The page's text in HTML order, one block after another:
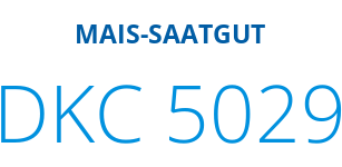
MAIS-SAATGUT
DKC 5029